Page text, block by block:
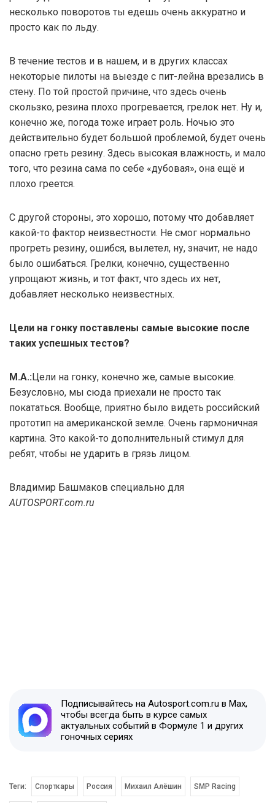
несколько поворотов ты едешь очень аккуратно и
просто как по льду.
В течение тестов и в нашем, и в других классах
некоторые пилоты на выезде с пит-лейна врезались в
стену. По той простой причине, что здесь очень
скользко, резина плохо прогревается, грелок нет. Ну и,
конечно же, погода тоже играет роль. Ночью это
действительно будет большой проблемой, будет очень
опасно греть резину. Здесь высокая влажность, и мало
того, что резина сама по себе «дубовая», она ещё и
плохо греется.
С другой стороны, это хорошо, потому что добавляет
какой-то фактор неизвестности. Не смог нормально
прогреть резину, ошибся, вылетел, ну, значит, не надо
было ошибаться. Грелки, конечно, существенно
упрощают жизнь, и тот факт, что здесь их нет,
добавляет несколько неизвестных.
Цели на гонку поставлены самые высокие после
таких успешных тестов?
М.А.:Цели на гонку, конечно же, самые высокие.
Безусловно, мы сюда приехали не просто так
покататься. Вообще, приятно было видеть российский
прототип на американской земле. Очень гармоничная
картина. Это какой-то дополнительный стимул для
ребят, чтобы не ударить в грязь лицом.
Владимир Башмаков специально для
AUTOSPORT.com.ru
Подписывайтесь на Autosport.com.ru в Max,
чтобы всегда быть в курсе самых
актуальных событий в Формуле 1 и других
гоночных сериях
Теги: Спорткары Россия Михаил Алёшин SMP Racing